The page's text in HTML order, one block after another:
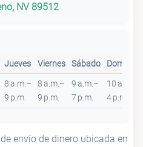
NV 89512
Jueves Viernes Sábado Domingo
8 a.m.–
9 p.m.
8 a.m.–
9 p.m.
9 a.m.–
7 p.m.
10 a.m.–
4 p.m.
envío de dinero ubicada en